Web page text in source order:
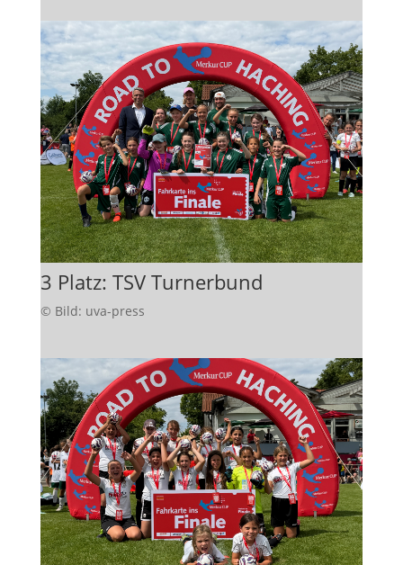
3 Platz: TSV Turnerbund
© Bild: uva-press